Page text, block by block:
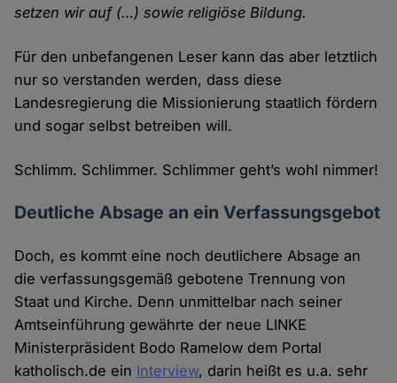
setzen wir auf (…) sowie religiöse Bildung.
Für den unbefangenen Leser kann das aber letztlich
nur so verstanden werden, dass diese
Landesregierung die Missionierung staatlich fördern
und sogar selbst betreiben will.
Schlimm. Schlimmer. Schlimmer geht’s wohl nimmer!
Deutliche Absage an ein Verfassungsgebot
Doch, es kommt eine noch deutlichere Absage an
die verfassungsgemäß gebotene Trennung von
Staat und Kirche. Denn unmittelbar nach seiner
Amtseinführung gewährte der neue LINKE
Ministerpräsident Bodo Ramelow dem Portal
katholisch.de ein Interview, darin heißt es u.a. sehr